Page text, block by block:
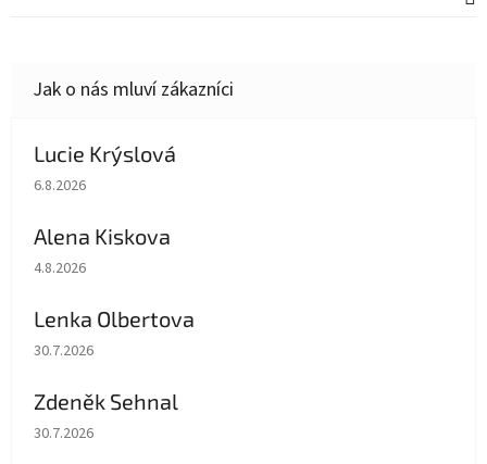
Lucie Krýslová
Hodnocení obchodu je 5 z 5 hvězdiček.
6.8.2026
Alena Kiskova
Hodnocení obchodu je 5 z 5 hvězdiček.
4.8.2026
Lenka Olbertova
Hodnocení obchodu je 5 z 5 hvězdiček.
30.7.2026
Zdeněk Sehnal
Hodnocení obchodu je 5 z 5 hvězdiček.
30.7.2026